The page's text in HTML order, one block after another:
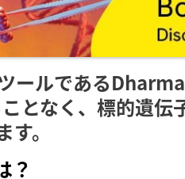
ールである
となく、標的遺
す。
？